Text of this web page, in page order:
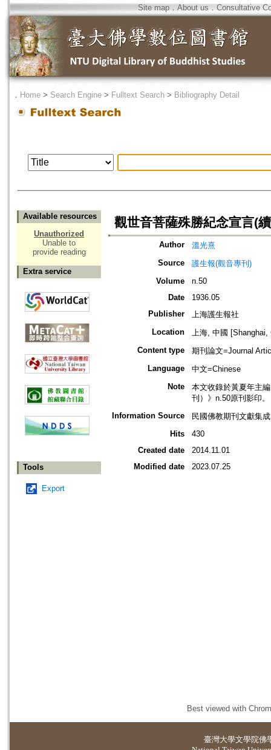
Site map．About us ． Consultative
． Home > Search Engine > Fulltext Search > Bibliography Detail
Available resources
Unauthorized
Unable to
provide reading
Extra service
Tools
Export
觀世音菩薩殊勝紀念宣言(
Author
溫光熹
Source
護生報(觀音專刊)
Volume
n.50
Date
1936.05
Publisher
上海護生報社
Location
上海, 中國 [Shanghai,
Content type
期刊論文=Journal
Language
中文=Chinese
Note
本文收錄於黃夏年主
刊）》n.50原刊影印。
Information Source
民國佛教期刊文獻集
Hits
430
Created date
2014.11.01
Modified date
2023.07.25
Best viewed with
臺灣大學文學院佛